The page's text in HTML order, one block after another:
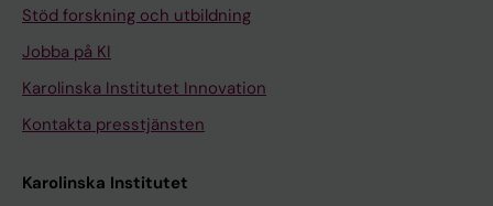
Stöd forskning och utbildning
Jobba på KI
Karolinska Institutet Innovation
Kontakta presstjänsten
Karolinska Institutet